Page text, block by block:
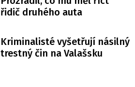
řidič druhého auta
Kriminalisté vyšetřují násilný
trestný čin na Valašsku